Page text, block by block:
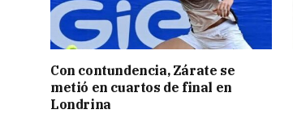
Con contundencia, Zárate se
metió en cuartos de final en
Londrina